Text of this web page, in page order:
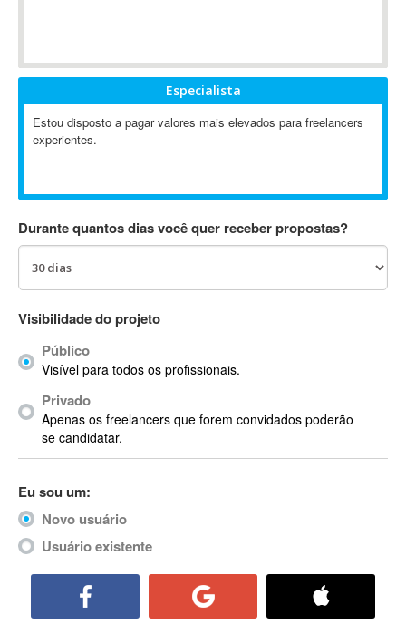
Ableton Live
Abstract
Abstract Window Toolkit (AWT)
AC Drives
ACARS
AccountMate
Acrobat
Acrobat X
Acronis
ACT
ActionScript
ActionScript 3
Active Directory
ActiveX Data Objects (ADO)
Especialista
Estou disposto a pagar valores mais elevados para freelancers
experientes.
Durante quantos dias você quer receber propostas?
Visibilidade do projeto
Público
Visível para todos os profissionais.
Privado
Apenas os freelancers que forem convidados poderão
se candidatar.
Eu sou um:
Novo usuário
Usuário existente